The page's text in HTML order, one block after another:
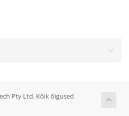
Pty Ltd. Kõik õigused